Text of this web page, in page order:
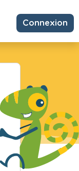
Connexion